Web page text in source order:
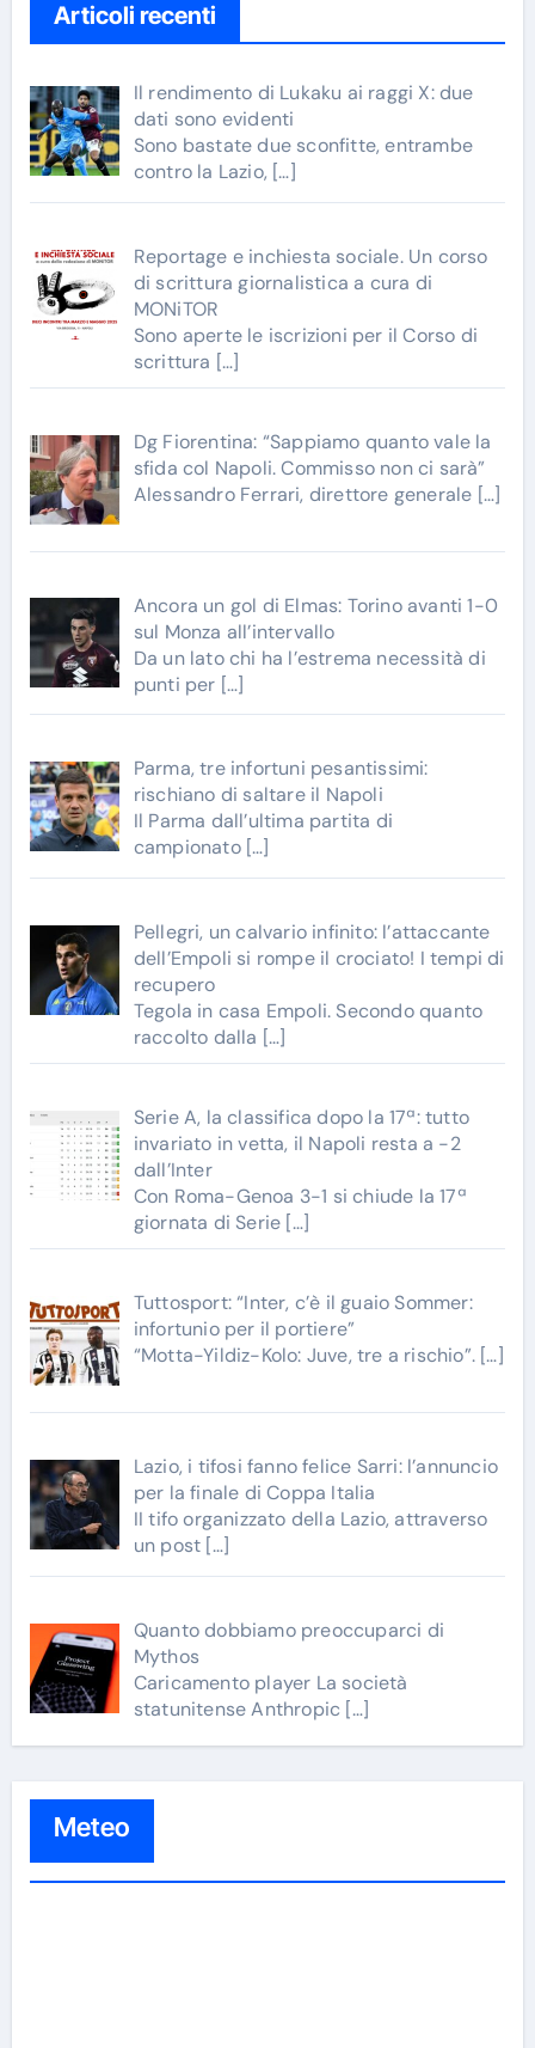
Articoli recenti
Il rendimento di Lukaku ai raggi X: due
dati sono evidenti
Sono bastate due sconfitte, entrambe
contro la Lazio, […]
Reportage e inchiesta sociale. Un corso
di scrittura giornalistica a cura di
MONiTOR
Sono aperte le iscrizioni per il Corso di
scrittura […]
Dg Fiorentina: “Sappiamo quanto vale la
sfida col Napoli. Commisso non ci sarà”
Alessandro Ferrari, direttore generale […]
Ancora un gol di Elmas: Torino avanti 1-0
sul Monza all’intervallo
Da un lato chi ha l’estrema necessità di
punti per […]
Parma, tre infortuni pesantissimi:
rischiano di saltare il Napoli
Il Parma dall’ultima partita di
campionato […]
Pellegri, un calvario infinito: l’attaccante
dell’Empoli si rompe il crociato! I tempi di
recupero
Tegola in casa Empoli. Secondo quanto
raccolto dalla […]
Serie A, la classifica dopo la 17ª: tutto
invariato in vetta, il Napoli resta a -2
dall’Inter
Con Roma-Genoa 3-1 si chiude la 17ª
giornata di Serie […]
Tuttosport: “Inter, c’è il guaio Sommer:
infortunio per il portiere”
“Motta-Yildiz-Kolo: Juve, tre a rischio”. […]
Lazio, i tifosi fanno felice Sarri: l’annuncio
per la finale di Coppa Italia
II tifo organizzato della Lazio, attraverso
un post […]
Quanto dobbiamo preoccuparci di
Mythos
Caricamento player La società
statunitense Anthropic […]
Meteo